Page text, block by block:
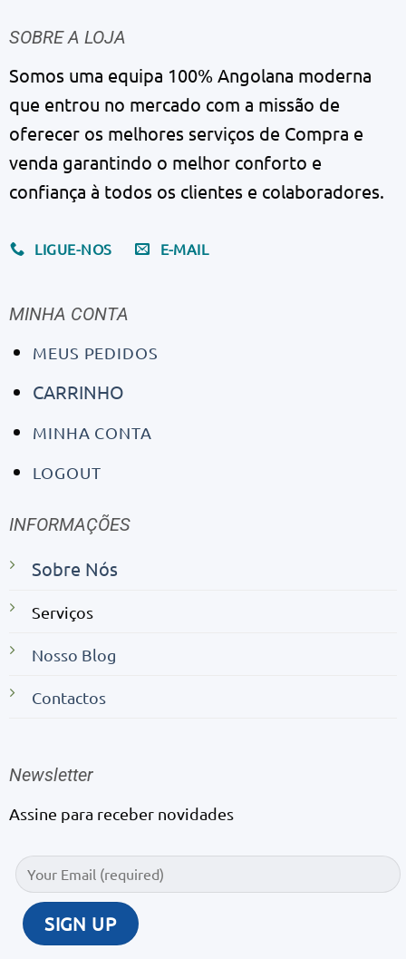
SOBRE A LOJA
Somos uma equipa 100% Angolana moderna
que entrou no mercado com a missão de
oferecer os melhores serviços de Compra e
venda garantindo o melhor conforto e
confiança à todos os clientes e colaboradores.
LIGUE-NOS E-MAIL
MINHA CONTA
MEUS PEDIDOS
CARRINHO
MINHA CONTA
LOGOUT
INFORMAÇÕES
Sobre Nós
Serviços
Nosso Blog
Contactos
Newsletter
Assine para receber novidades